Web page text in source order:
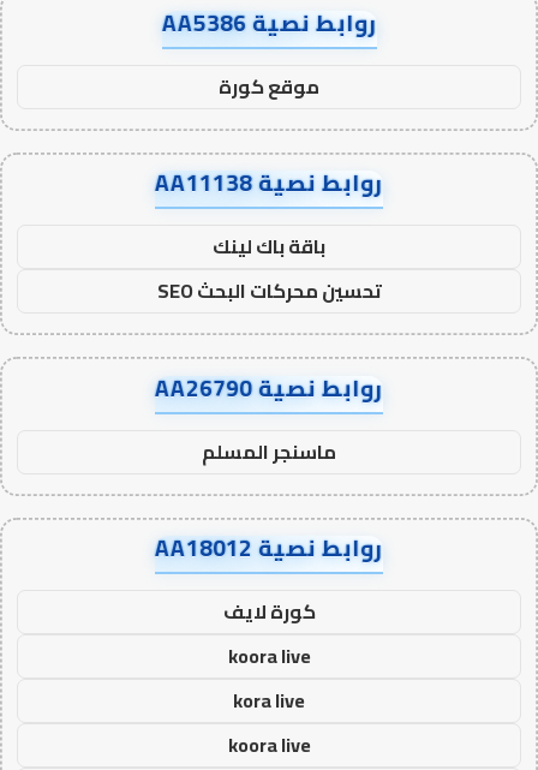
روابط نصية AA5386
موقع كورة
روابط نصية AA11138
باقة باك لينك
تحسين محركات البحث SEO
روابط نصية AA26790
ماسنجر المسلم
روابط نصية AA18012
كورة لايف
koora live
kora live
koora live